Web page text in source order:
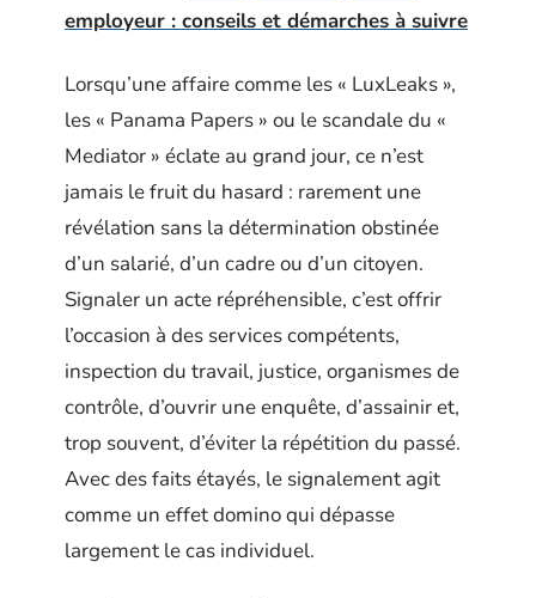
employeur : conseils et démarches à suivre
Lorsqu’une affaire comme les « LuxLeaks »,
les « Panama Papers » ou le scandale du «
Mediator » éclate au grand jour, ce n’est
jamais le fruit du hasard : rarement une
révélation sans la détermination obstinée
d’un salarié, d’un cadre ou d’un citoyen.
Signaler un acte répréhensible, c’est offrir
l’occasion à des services compétents,
inspection du travail, justice, organismes de
contrôle, d’ouvrir une enquête, d’assainir et,
trop souvent, d’éviter la répétition du passé.
Avec des faits étayés, le signalement agit
comme un effet domino qui dépasse
largement le cas individuel.